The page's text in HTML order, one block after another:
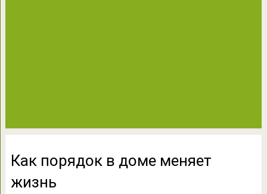
Как порядок в доме меняет
жизнь